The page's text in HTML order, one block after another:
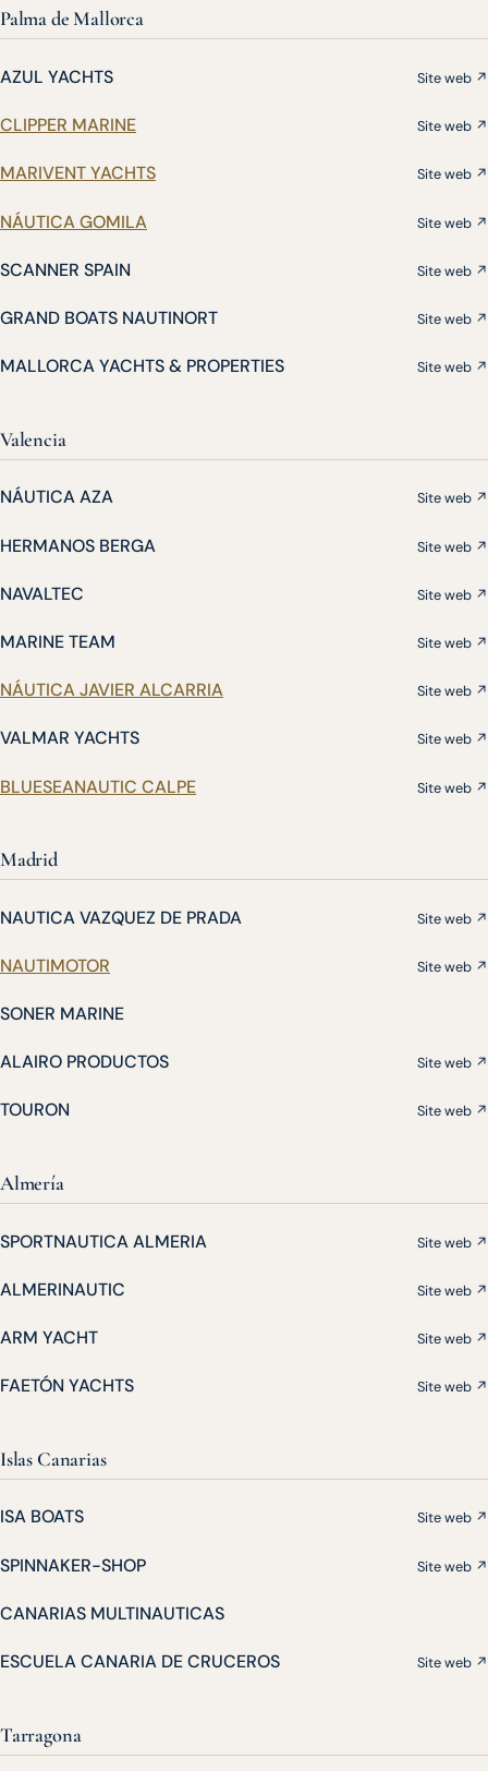
Palma de Mallorca
AZUL YACHTS Site web ↗
CLIPPER MARINE Site web ↗
MARIVENT YACHTS Site web ↗
NÁUTICA GOMILA Site web ↗
SCANNER SPAIN Site web ↗
GRAND BOATS NAUTINORT Site web ↗
MALLORCA YACHTS & PROPERTIES Site web ↗
Valencia
NÁUTICA AZA Site web ↗
HERMANOS BERGA Site web ↗
NAVALTEC Site web ↗
MARINE TEAM Site web ↗
NÁUTICA JAVIER ALCARRIA Site web ↗
VALMAR YACHTS Site web ↗
BLUESEANAUTIC CALPE Site web ↗
Madrid
NAUTICA VAZQUEZ DE PRADA Site web ↗
NAUTIMOTOR Site web ↗
SONER MARINE
ALAIRO PRODUCTOS Site web ↗
TOURON Site web ↗
Almería
SPORTNAUTICA ALMERIA Site web ↗
ALMERINAUTIC Site web ↗
ARM YACHT Site web ↗
FAETÓN YACHTS Site web ↗
Islas Canarias
ISA BOATS Site web ↗
SPINNAKER-SHOP Site web ↗
CANARIAS MULTINAUTICAS
ESCUELA CANARIA DE CRUCEROS Site web ↗
Tarragona